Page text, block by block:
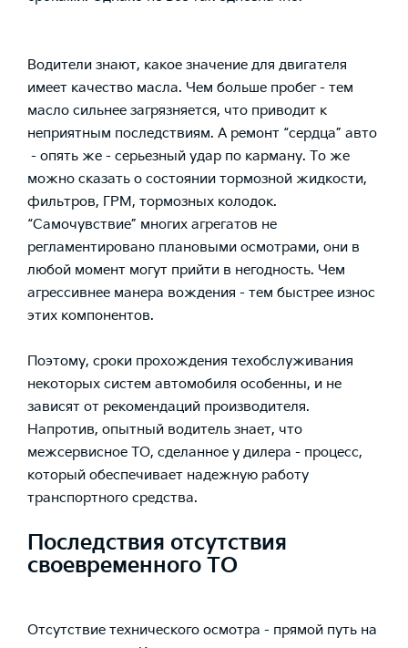
Водители знают, какое значение для двигателя
имеет качество масла. Чем больше пробег - тем
масло сильнее загрязняется, что приводит к
неприятным последствиям. А ремонт “сердца” авто
- опять же - серьезный удар по карману. То же
можно сказать о состоянии тормозной жидкости,
фильтров, ГРМ, тормозных колодок.
“Самочувствие” многих агрегатов не
регламентировано плановыми осмотрами, они в
любой момент могут прийти в негодность. Чем
агрессивнее манера вождения - тем быстрее износ
этих компонентов.
Поэтому, сроки прохождения техобслуживания
некоторых систем автомобиля особенны, и не
зависят от рекомендаций производителя.
Напротив, опытный водитель знает, что
межсервисное ТО, сделанное у дилера - процесс,
который обеспечивает надежную работу
транспортного средства.
Последствия отсутствия
своевременного ТО
Отсутствие технического осмотра - прямой путь на